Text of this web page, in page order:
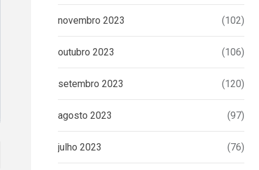
novembro 2023 (102)
outubro 2023 (106)
setembro 2023 (120)
agosto 2023 (97)
julho 2023 (76)